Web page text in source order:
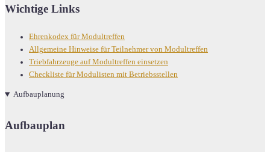
Wichtige Links
Ehrenkodex für Modultreffen
Allgemeine Hinweise für Teilnehmer von Modultreffen
Triebfahrzeuge auf Modultreffen einsetzen
Checkliste für Modulisten mit Betriebsstellen
Aufbauplanung
Aufbauplan